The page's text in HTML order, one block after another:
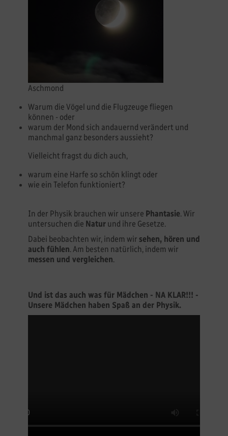
Aschmond
Warum die Vögel und die Flugzeuge fliegen
können - oder
warum der Mond sich andauernd verändert und
manchmal ganz besonders aussieht?
Vielleicht fragst du dich auch,
warum eine Harfe so schön klingt oder
wie ein Telefon funktioniert?
In der Physik brauchen wir unsere Phantasie. Wir
untersuchen die Natur und ihre Gesetze.
Dabei beobachten wir, indem wir sehen, hören und
auch fühlen. Am besten natürlich, indem wir
messen und vergleichen.
Und ist das auch was für Mädchen - NA KLAR!!! -
Unsere Mädchen haben Spaß an der Physik.